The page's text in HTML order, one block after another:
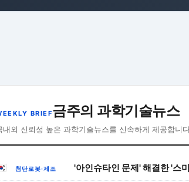
BRIEF금주의 과학기술뉴스
내외 신뢰성 높은 과학기술뉴스를 신속하게 제공합니
첨단로봇·제조